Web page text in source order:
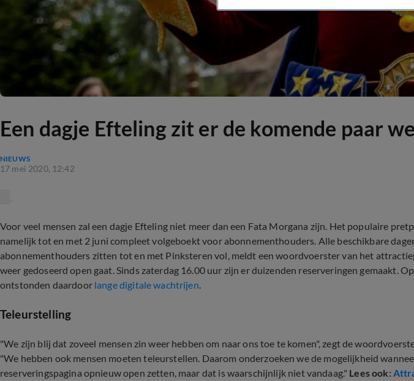
Een dagje Efteling zit er de komende paar
NIEUWS
17 mei 2020, 12:42
Voor veel mensen zal een dagje Efteling niet meer dan een Fata Morgana zijn. Het populaire
namelijk tot en met 2 juni compleet volgeboekt voor abonnementhouders. Alle beschikbare
abonnementhouders zitten tot en met Pinksteren vol, meldt een woordvoerster van het
weer gedoseerd open gaat. Sinds zaterdag 16.00 uur zijn er duizenden reserveringen gemaakt.
ontstonden daardoor lange digitale wachtrijen.
Teleurstelling
"We zijn blij dat zoveel mensen zin weer hebben om naar ons toe te komen", zegt de
"We hebben ook mensen moeten teleurstellen. Daarom onderzoeken we de mogelijkheid
reserveringspagina opnieuw open zetten, maar dat is waarschijnlijk niet vandaag." Lees ook: